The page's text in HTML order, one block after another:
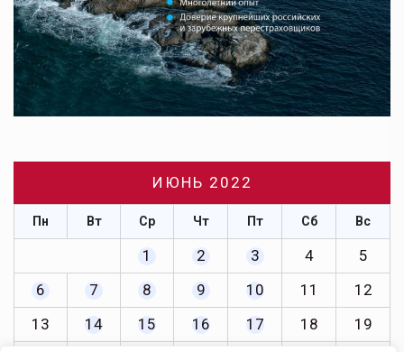
ИЮНЬ 2022
Пн Вт Ср Чт Пт Сб Вс
1 2 3 4
5
6
7 8 9 10 11
12
13
14 15 16 17 18
19